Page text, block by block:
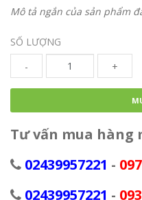
Mô tả ngắn của sản phẩm
SỐ LƯỢNG
-
+
Tư vấn mua hàng
02439957221 -
02439957221 -